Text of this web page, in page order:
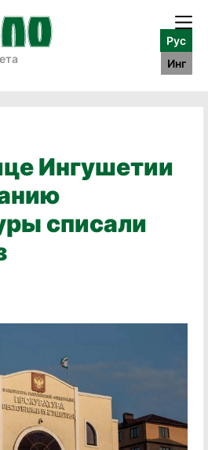
Рус
Инг
Ингушетии
списали